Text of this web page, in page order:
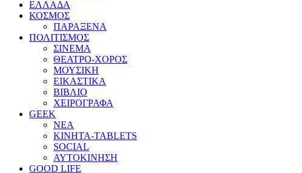
ΕΛΛΑΔΑ
ΚΟΣΜΟΣ
ΠΑΡΑΞΕΝΑ
ΠΟΛΙΤΙΣΜΟΣ
ΣΙΝΕΜΑ
ΘΕΑΤΡΟ-ΧΟΡΟΣ
ΜΟΥΣΙΚΗ
ΕΙΚΑΣΤΙΚΑ
ΒΙΒΛΙΟ
ΧΕΙΡΟΓΡΑΦΑ
GEEK
ΝΕΑ
ΚΙΝΗΤΑ-TABLETS
SOCIAL
ΑΥΤΟΚΙΝΗΣΗ
GOOD LIFE